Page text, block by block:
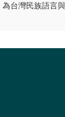
台灣民族語言